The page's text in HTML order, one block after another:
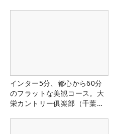
インター5分、都心から60分
のフラットな美観コース。大
栄カントリー俱楽部（千葉